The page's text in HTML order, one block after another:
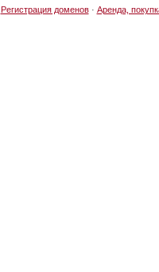
Регистрация доменов· Аренда,